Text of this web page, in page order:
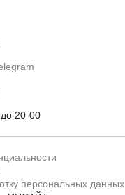
20-00
персональных данных